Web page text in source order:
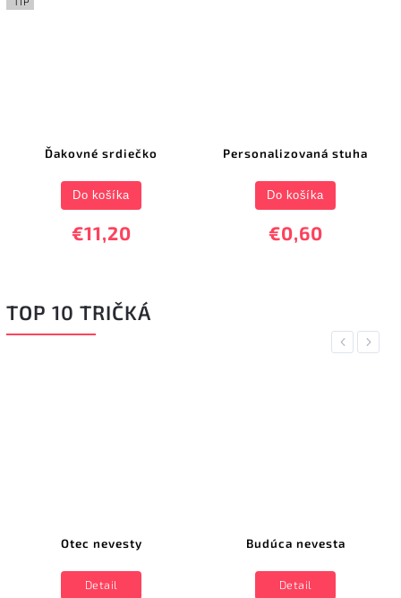
Ďakovné srdiečko
€11,20
Do košíka
Personalizovaná stuha
€0,60
Do košíka
TOP 10 TRIČKÁ
Previous
Otec nevesty
Detail
Budúca nevesta
Detail
Next